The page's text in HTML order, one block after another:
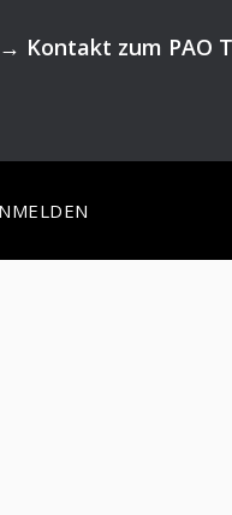
→ Kontakt zum PAO